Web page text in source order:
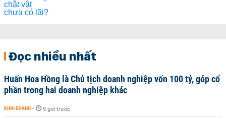
Đọc nhiều nhất
Huấn Hoa Hồng là Chủ tịch doanh nghiệp vốn 100 tỷ, góp cổ
phần trong hai doanh nghiệp khác
KINH DOANH - 9 giờ trước